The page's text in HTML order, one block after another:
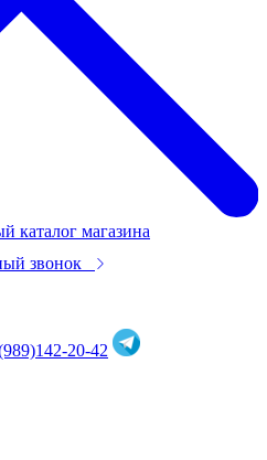
звонок
20-42